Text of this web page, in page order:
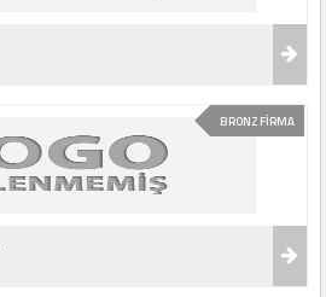
BRONZ FİRMA